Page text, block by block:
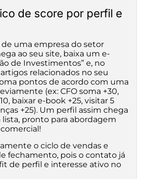
de score por perfil e
uma empresa do setor
ao seu site, baixa um e-
de Investimentos” e, no
relacionados no seu
pontos de acordo com uma
(ex: CFO soma +30,
baixar e-book +25, visitar 5
+25). Um perfil assim chega
lista, pronto para abordagem
o ciclo de vendas e
fechamento, pois o contato já
de perfil e interesse ativo no